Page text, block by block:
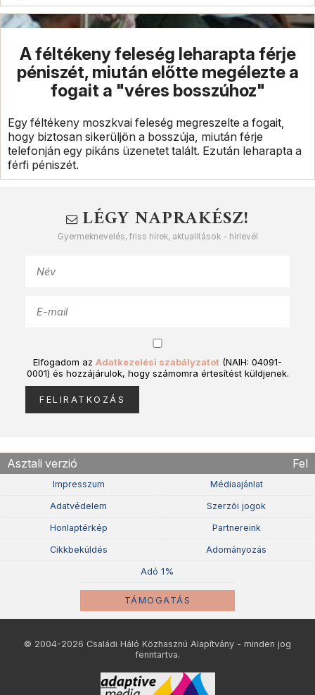
A féltékeny feleség leharapta férje
péniszét, miután előtte megélezte a
fogait a "véres bosszúhoz"
Egy féltékeny moszkvai feleség megreszelte a fogait,
hogy biztosan sikerüljön a bosszúja, miután férje
telefonján egy pikáns üzenetet talált. Ezután leharapta a
férfi péniszét.
LÉGY NAPRAKÉSZ!
Gyermeknevelés, friss hírek, aktualitások - hírlevél
Elfogadom az Adatkezelési szabályzatot (NAIH: 04091-
0001) és hozzájárulok, hogy számomra értesítést küldjenek.
Asztali verzió Fel
Impresszum Médiaajánlat
Adatvédelem Szerzõi jogok
Honlaptérkép Partnereink
Cikkbeküldés Adományozás
Adó 1%
TÁMOGATÁS
© 2004-2026 Családi Háló Közhasznú Alapítvány - minden jog
fenntartva.